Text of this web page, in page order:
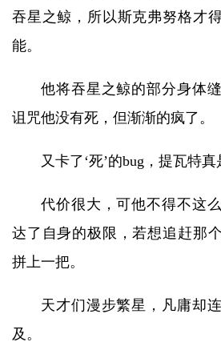
吞星之鲸，所以斯克弗努格才
能。
他将吞星之鲸的部分身体
诅咒他没有死，但渐渐的疯了。
又卡了‘死’的bug，提瓦特真
代价很大，可他不得不这
达了自身的极限，若想追赶那
拼上一把。
天才们漫步繁星，凡庸却
及。